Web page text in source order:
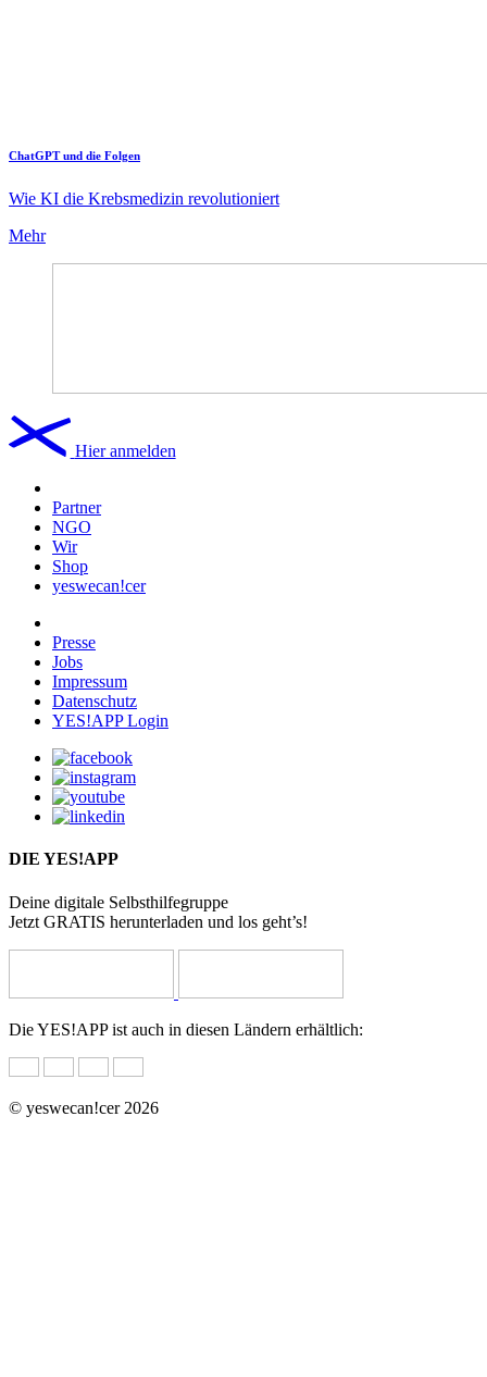
ChatGPT und die Folgen
Wie KI die Krebsmedizin revolutioniert
Mehr
Hier anmelden
Partner
NGO
Wir
Shop
yeswecan!cer
Presse
Jobs
Impressum
Datenschutz
YES!APP Login
DIE YES!APP
Deine digitale Selbsthilfegruppe
Jetzt GRATIS herunterladen und los geht’s!
Die YES!APP ist auch in diesen Ländern erhältlich:
© yeswecan!cer 2026